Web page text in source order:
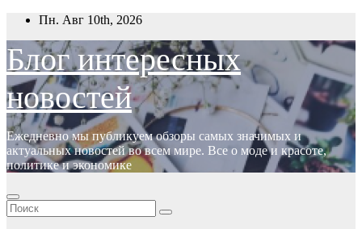
Перейти
содержимому
Пн. Авг 10th, 2026
Блог интересных
новостей
Ежедневно мы публикуем обзоры самых значимых и
актуальных новостей во всем мире. Все о моде и красоте,
политике и экономике